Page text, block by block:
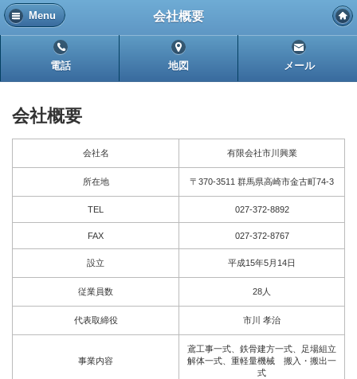
Menu 会社概要
電話 地図 メール
会社概要
会社名 有限会社市川興業
所在地 〒370-3511 群馬県高崎市金古町74-3
TEL 027-372-8892
FAX 027-372-8767
設立 平成15年5月14日
従業員数 28人
代表取締役 市川 孝治
事業内容
鳶工事一式、鉄骨建方一式、足場組立
解体一式、重軽量機械 搬入・搬出一
式